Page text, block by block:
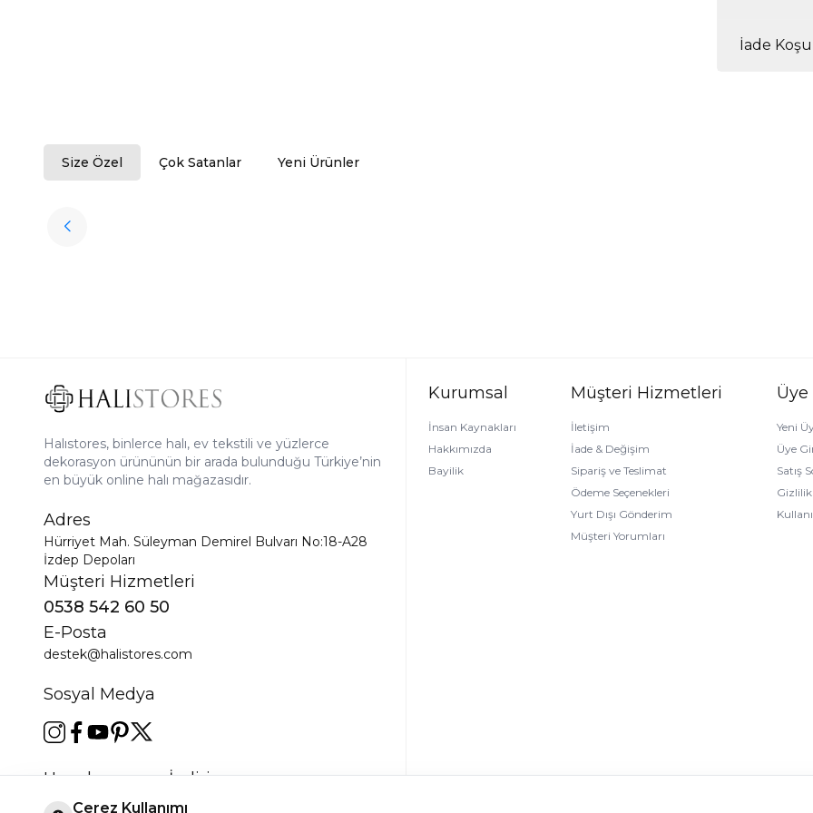
İade
Size Özel Çok Satanlar Yeni Ürünler
Favorilere Ekle
Halıstores
Halıstores, binlerce halı, ev tekstili ve yüzlerce
dekorasyon ürününün bir arada bulunduğu Türkiye’nin
en büyük online halı mağazasıdır.
Adres
Hürriyet Mah. Süleyman Demirel Bulvarı No:18-A28
İzdep Depoları
Müşteri Hizmetleri
0538 542 60 50
E-Posta
destek@halistores.com
Sosyal Medya
Uygulamamızı İndirin
Kurumsal
İnsan Kaynakları
Hakkımızda
Bayilik
Müşteri Hizmetleri
İletişim
İade & Değişim
Sipariş ve Teslimat
Ödeme Seçenekleri
Yurt Dışı Gönderim
Müşteri Yorumları
Üye
Yeni
Üye
Satış
Gizlilik
Çerez Kullanımı